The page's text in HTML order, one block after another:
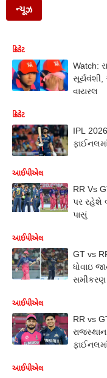
ન્યૂઝ
ક્રિકેટ
Watch:
વાયરલ
ક્રિકેટ
IPL
આઈપીએલ
RR Vs
પર રહેશે
પાસું
આઈપીએલ
GT vs
ધોવાઇ
સમીકરણ
આઈપીએલ
RR vs
આઈપીએલ